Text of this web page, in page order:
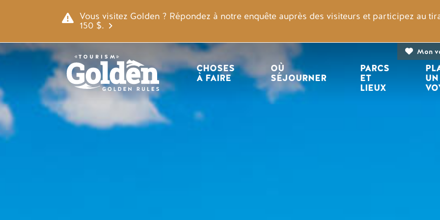
Vous visitez Golden ? Répondez à notre enquête auprès des visiteurs et participez au
150 $.
Mon
Navigation principale
CHOSES
À FAIRE
OÙ
SÉJOURNER
PARCS
ET
LIEUX
UN